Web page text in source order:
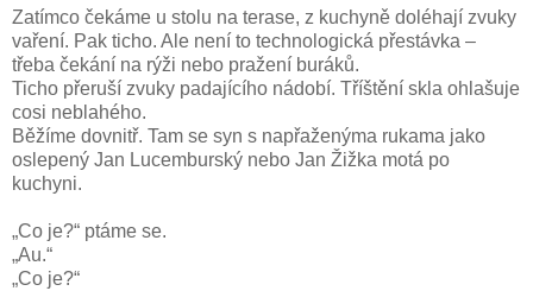
Zatímco čekáme u stolu na terase, z kuchyně doléhají zvuky
vaření. Pak ticho. Ale není to technologická přestávka –
třeba čekání na rýži nebo pražení buráků.
Ticho přeruší zvuky padajícího nádobí. Tříštění skla ohlašuje
cosi neblahého.
Běžíme dovnitř. Tam se syn s napřaženýma rukama jako
oslepený Jan Lucemburský nebo Jan Žižka motá po
kuchyni.
„Co je?“ ptáme se.
„Au.“
„Co je?“